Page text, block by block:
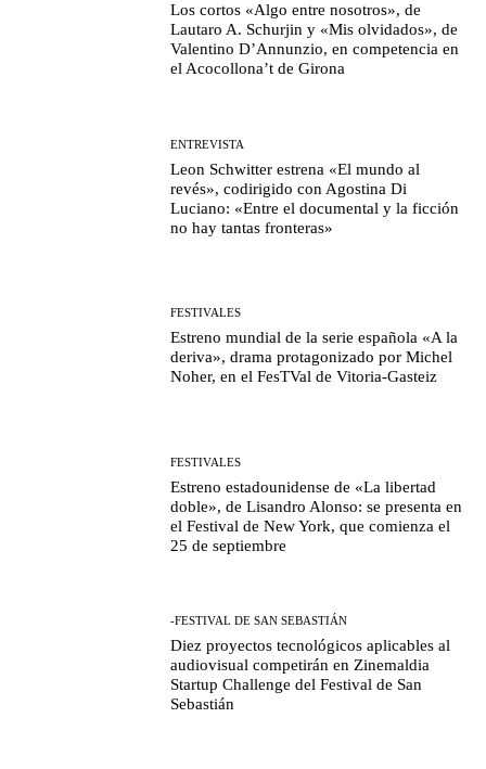
Los cortos «Algo entre nosotros», de
Lautaro A. Schurjin y «Mis olvidados», de
Valentino D’Annunzio, en competencia en
el Acocollona’t de Girona
ENTREVISTA
Leon Schwitter estrena «El mundo al
revés», codirigido con Agostina Di
Luciano: «Entre el documental y la ficción
no hay tantas fronteras»
FESTIVALES
Estreno mundial de la serie española «A la
deriva», drama protagonizado por Michel
Noher, en el FesTVal de Vitoria-Gasteiz
FESTIVALES
Estreno estadounidense de «La libertad
doble», de Lisandro Alonso: se presenta en
el Festival de New York, que comienza el
25 de septiembre
-FESTIVAL DE SAN SEBASTIÁN
Diez proyectos tecnológicos aplicables al
audiovisual competirán en Zinemaldia
Startup Challenge del Festival de San
Sebastián